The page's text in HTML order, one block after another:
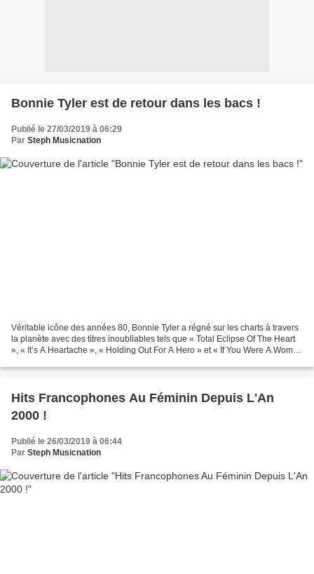
Bonnie Tyler est de retour dans les bacs !
Publié le 27/03/2019 à 06:29
Par Steph Musicnation
Véritable icône des années 80, Bonnie Tyler a régné sur les charts à travers
la planète avec des titres inoubliables tels que « Total Eclipse Of The Heart
», « It’s A Heartache », « Holding Out For A Hero » et « If You Were A Woman
Hits Francophones Au Féminin Depuis L'An
2000 !
Publié le 26/03/2019 à 06:44
Par Steph Musicnation